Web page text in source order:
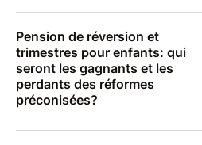
Pension de réversion et
trimestres pour enfants: qui
seront les gagnants et les
perdants des réformes
préconisées?